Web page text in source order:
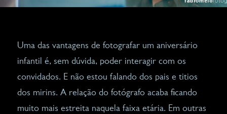
Uma das vantagens de fotografar um aniversário
infantil é, sem dúvida, poder interagir com os
convidados. E não estou falando dos pais e titios
dos mirins. A relação do fotógrafo acaba ficando
muito mais estreita naquela faixa etária. Em outras